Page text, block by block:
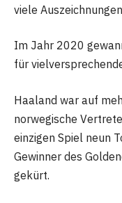
viele
Im Jahr 2020
für
Haaland war auf
norwegische
einzigen Spiel neun
Gewinner des
gekürt.